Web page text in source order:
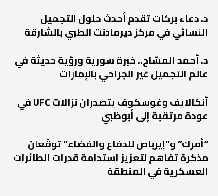
د. دعاء بركات تقدم أحدث حلول التجميل
النسائي في مركز ديرمادنت الطبي بالشارقة
د. أحمد المسّاح.. خبرة سورية ورؤية حديثة في
عالم التجميل غير الجراحي بالإمارات
أنكالايف وغوسكوف يتصدران نزالات UFC في
عودة مرتقبة إلى أبوظبي
“أمرك” و”إيرباص للدفاع والفضاء” توقّعان
مذكرة تفاهم لتعزيز استدامة قدرات الطائرات
العسكرية في المنطقة